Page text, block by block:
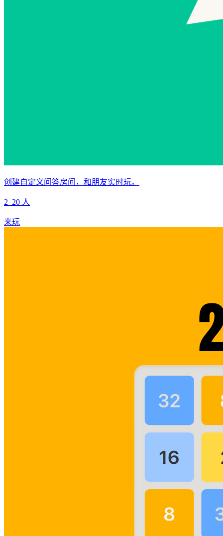
创建自定义问答房间，和朋友实时玩。
2–20 人
来玩